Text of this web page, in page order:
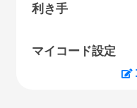
利き手
マイコード設定